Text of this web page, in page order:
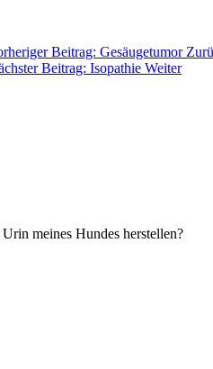
Beitrag: Gesäugetumor
Beitrag: Isopathie Weiter
meines Hundes herstellen?